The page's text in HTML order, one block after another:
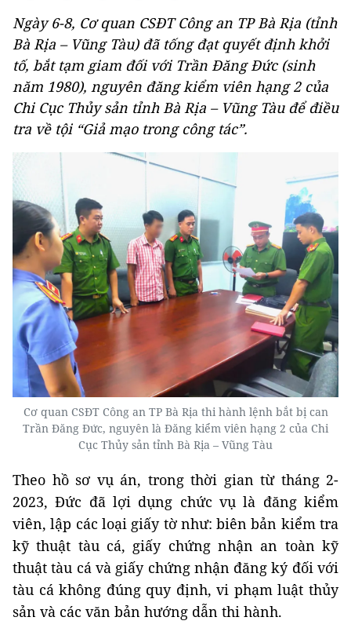
Ngày 6-8, Cơ quan CSĐT Công an TP Bà Rịa (tỉnh
Bà Rịa – Vũng Tàu) đã tống đạt quyết định khởi
tố, bắt tạm giam đối với Trần Đăng Đức (sinh
năm 1980), nguyên đăng kiểm viên hạng 2 của
Chi Cục Thủy sản tỉnh Bà Rịa – Vũng Tàu để điều
tra về tội “Giả mạo trong công tác”.
Cơ quan CSĐT Công an TP Bà Rịa thi hành lệnh bắt bị can
Trần Đăng Đức, nguyên là Đăng kiểm viên hạng 2 của Chi
Cục Thủy sản tỉnh Bà Rịa – Vũng Tàu
Theo hồ sơ vụ án, trong thời gian từ tháng 2-
2023, Đức đã lợi dụng chức vụ là đăng kiểm
viên, lập các loại giấy tờ như: biên bản kiểm tra
kỹ thuật tàu cá, giấy chứng nhận an toàn kỹ
thuật tàu cá và giấy chứng nhận đăng ký đối với
tàu cá không đúng quy định, vi phạm luật thủy
sản và các văn bản hướng dẫn thi hành.